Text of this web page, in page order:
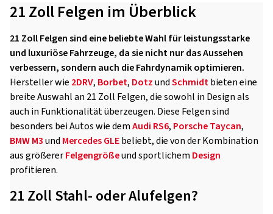
21 Zoll Felgen im Überblick
21 Zoll Felgen sind eine beliebte Wahl für leistungsstarke
und luxuriöse Fahrzeuge, da sie nicht nur das Aussehen
verbessern, sondern auch die Fahrdynamik optimieren.
Hersteller wie 2DRV, Borbet, DotzundSchmidtbieten eine
breite Auswahl an 21 Zoll Felgen, die sowohl in Design als
auch in Funktionalität überzeugen. Diese Felgen sind
besonders bei Autos wie demAudi RS6, Porsche Taycan,
BMW M3und Mercedes GLEbeliebt, die von der Kombination
aus größererFelgengrößeund sportlichem Design
profitieren.
21 Zoll Stahl- oder Alufelgen?